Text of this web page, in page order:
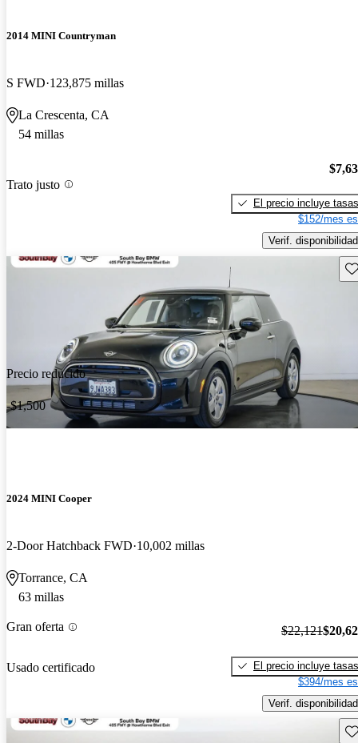
2014 MINI Countryman
S FWD 123,875 millas
La Crescenta, CA
54 millas
Trato justo
El precio incluye tasas
$152/mes
Verif. disponibilidad
Precio reducido
-$1,500
2024 MINI Cooper
2-Door Hatchback FWD 10,002 millas
Torrance, CA
63 millas
Gran oferta
Usado certificado
$22,121
El precio incluye tasas
$394/mes
Verif. disponibilidad